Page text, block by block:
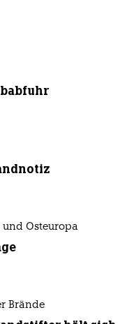
Osteuropa
Brände